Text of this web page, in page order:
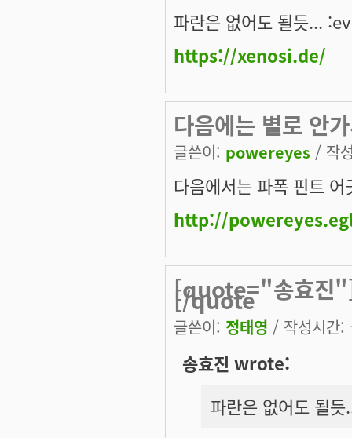
파란은 없어도 될듯...
https://xenosi.de/
다음에는 별로 안
글쓴이: powereyes / 작
다음에서는 파폭 핀트
http://
[quote="송효진
[/quote
글쓴이: 정태영 / 작성시간
송효진 wrote:
파란은 없어도 될